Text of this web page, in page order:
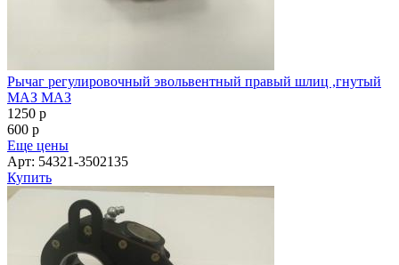
Рычаг регулировочный эвольвентный правый шлиц ,гнутый
МАЗ МАЗ
1250 p
600 p
Еще цены
Арт: 54321-3502135
Купить